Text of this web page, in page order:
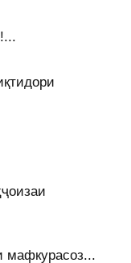
мафкурасоз...